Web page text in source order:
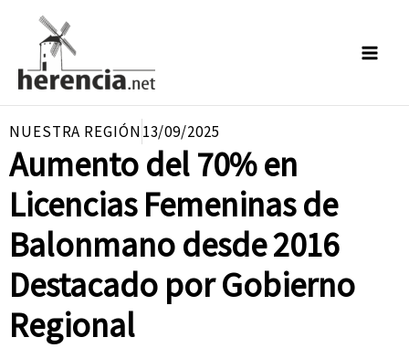
contenido
NUESTRA REGIÓN13/09/2025
Aumento del 70% en
Licencias Femeninas de
Balonmano desde 2016
Destacado por Gobierno
Regional